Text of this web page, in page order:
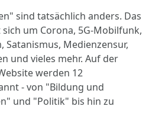
sind tatsächlich anders. Das
um Corona, 5G-Mobilfunk,
Satanismus, Medienzensur,
und vieles mehr. Auf der
werden 12
- von "Bildung und
und "Politik" bis hin zu